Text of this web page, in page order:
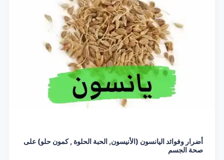
أضرار وفوائد اليانسون (الأنيسون, الحبة الحلوة , كمون حلو) على
صحة الجسم